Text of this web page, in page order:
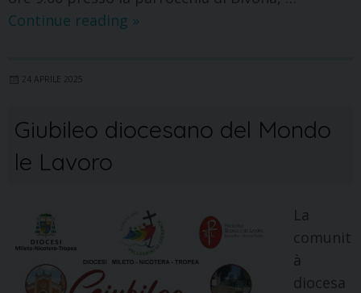
Continue reading »
24 APRILE 2025
Giubileo diocesano del Mondo
le Lavoro
La
comunit
à
diocesa